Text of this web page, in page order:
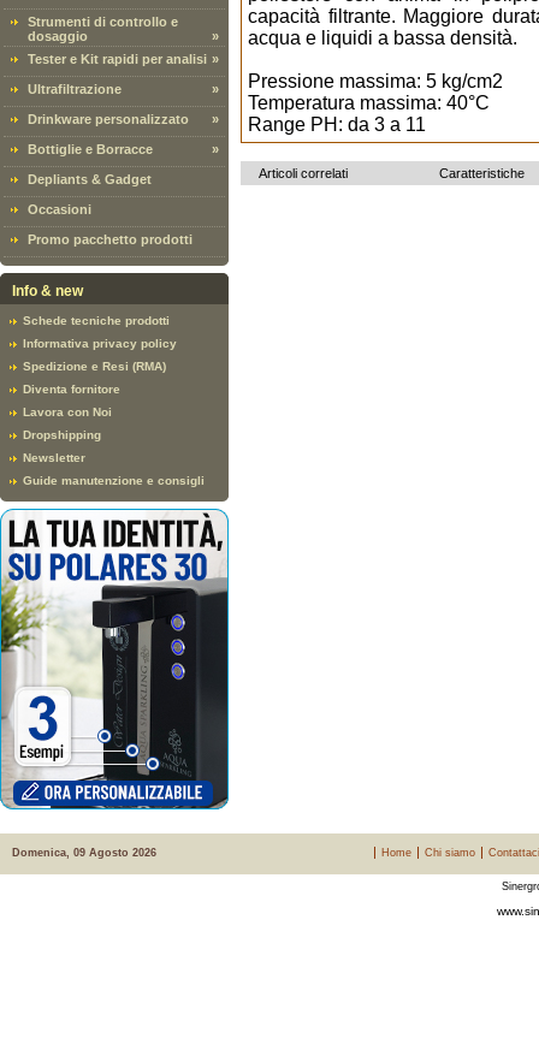
Strumenti di controllo e
dosaggio
»
Tester e Kit rapidi per analisi »
Ultrafiltrazione »
Drinkware personalizzato »
Bottiglie e Borracce »
Depliants & Gadget
Occasioni
Promo pacchetto prodotti
Info & new
Schede tecniche prodotti
Informativa privacy policy
Spedizione e Resi (RMA)
Diventa fornitore
Lavora con Noi
Dropshipping
Newsletter
Guide manutenzione e consigli
capacità filtrante. Maggiore
acqua e liquidi a bassa densità.
Pressione massima: 5 kg/cm2
Temperatura massima: 40°C
Range PH: da 3 a 11
Articoli correlati Caratteristiche
Domenica, 09 Agosto 2026 Home Chi siamo Contattaci